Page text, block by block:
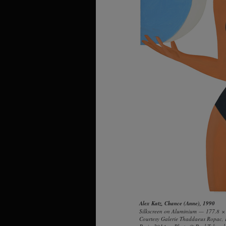
Alex Katz, Chance (Anne), 1990
Silkscreen on Aluminium — 177.8
Courtesy Galerie Thaddaeus